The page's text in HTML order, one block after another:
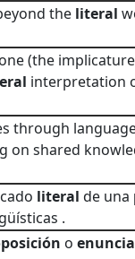
the literal
(the
interpretation
through
on shared
literal de una
.
o